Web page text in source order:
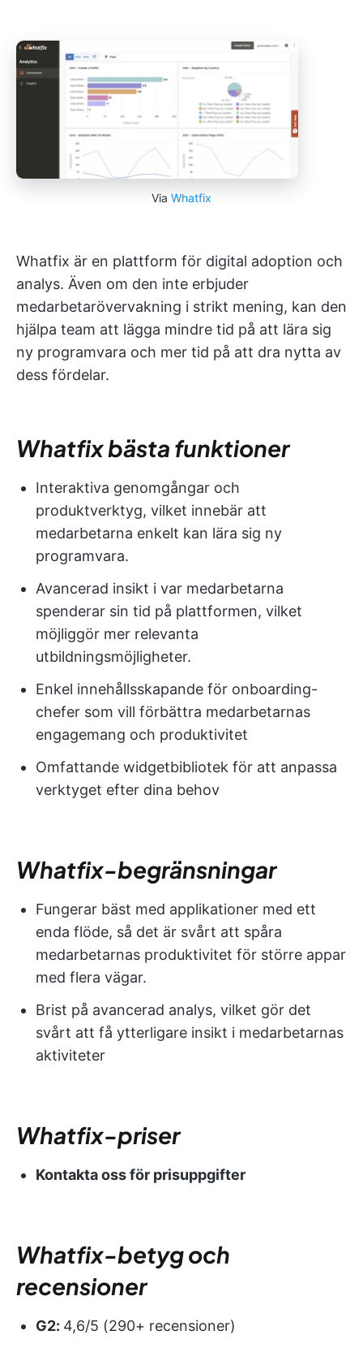
Via Whatfix
Whatfix är en plattform för digital adoption och
analys. Även om den inte erbjuder
medarbetarövervakning i strikt mening, kan den
hjälpa team att lägga mindre tid på att lära sig
ny programvara och mer tid på att dra nytta av
dess fördelar.
Whatfix bästa funktioner
Interaktiva genomgångar och
produktverktyg, vilket innebär att
medarbetarna enkelt kan lära sig ny
programvara.
Avancerad insikt i var medarbetarna
spenderar sin tid på plattformen, vilket
möjliggör mer relevanta
utbildningsmöjligheter.
Enkel innehållsskapande för onboarding-
chefer som vill förbättra medarbetarnas
engagemang och produktivitet
Omfattande widgetbibliotek för att anpassa
verktyget efter dina behov
Whatfix-begränsningar
Fungerar bäst med applikationer med ett
enda flöde, så det är svårt att spåra
medarbetarnas produktivitet för större appar
med flera vägar.
Brist på avancerad analys, vilket gör det
svårt att få ytterligare insikt i medarbetarnas
aktiviteter
Whatfix-priser
Kontakta oss för prisuppgifter
Whatfix-betyg och
recensioner
G2: 4,6/5 (290+ recensioner)